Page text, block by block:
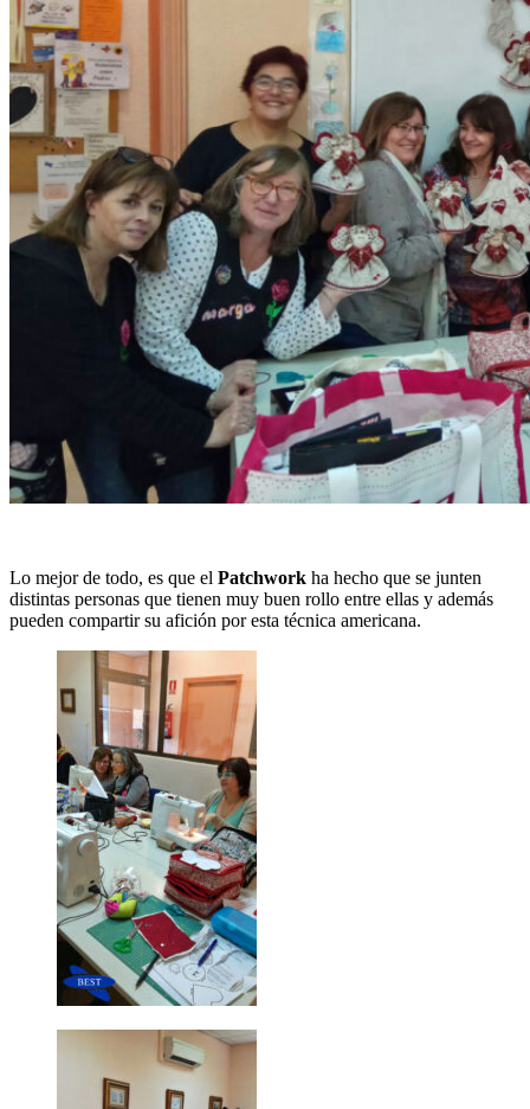
Lo mejor de todo, es que el Patchwork ha hecho que se junten
distintas personas que tienen muy buen rollo entre ellas y además
pueden compartir su afición por esta técnica americana.